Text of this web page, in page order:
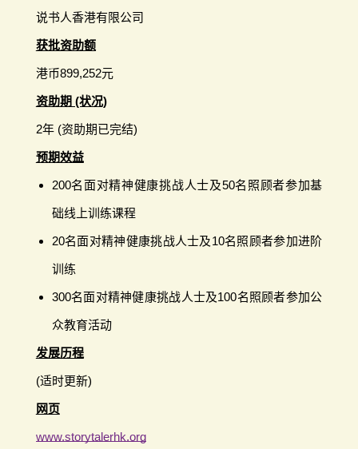
说书人香港有限公司
获批资助额
港币899,252元
资助期 (状况)
2年 (资助期已完结)
预期效益
200名面对精神健康挑战人士及50名照顾者参加基
础线上训练课程
20名面对精神健康挑战人士及10名照顾者参加进阶
训练
300名面对精神健康挑战人士及100名照顾者参加公
众教育活动
发展历程
(适时更新)
网页
www.storytalerhk.org